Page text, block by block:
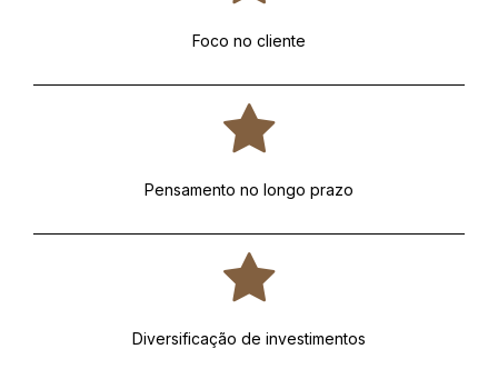
Foco no cliente
Pensamento no longo prazo
Diversificação de investimentos